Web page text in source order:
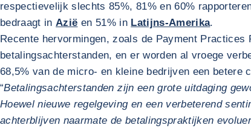
respectievelijk slechts 85%, 81% en 60%
bedraagt inAzië en 51% in Latijns-Amerika.
Recente hervormingen, zoals de Payment
betalingsachterstanden, en er worden al vroege
68,5% van de micro- en kleine bedrijven een betere
“Betalingsachterstanden zijn een grote uitdaging
Hoewel nieuwe regelgeving en een verbeterend
achterblijven naarmate de betalingspraktijken